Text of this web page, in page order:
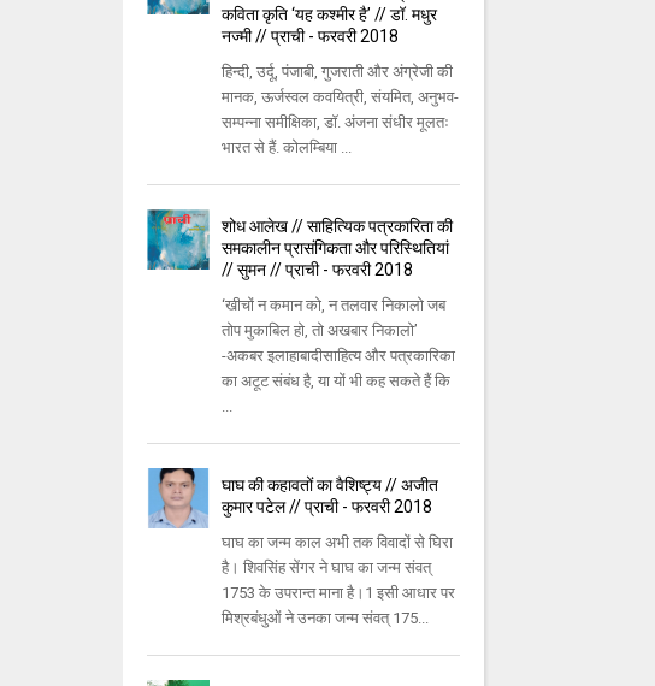
कविता कृति ‘यह कश्मीर है’ // डॉ. मधुर
नज्मी // प्राची - फरवरी 2018
हिन्दी, उर्दू, पंजाबी, गुजराती और अंग्रेजी की
मानक, ऊर्जस्वल कवयित्री, संयमित, अनुभव-
सम्पन्ना समीक्षिका, डॉ. अंजना संधीर मूलतः
भारत से हैं. कोलम्बिया ...
शोध आलेख // साहित्यिक पत्रकारिता की
समकालीन प्रासंगिकता और परिस्थितियां
// सुमन // प्राची - फरवरी 2018
‘खीचों न कमान को, न तलवार निकालो जब
तोप मुकाबिल हो, तो अखबार निकालो’
-अकबर इलाहाबादीसाहित्य और पत्रकारिका
का अटूट संबंध है, या यों भी कह सकते हैं कि
...
घाघ की कहावतों का वैशिष्ट्य // अजीत
कुमार पटेल // प्राची - फरवरी 2018
घाघ का जन्म काल अभी तक विवादों से घिरा
है। शिवसिंह सेंगर ने घाघ का जन्म संवत्
1753 के उपरान्त माना है।1 इसी आधार पर
मिश्रबंधुओं ने उनका जन्म संवत् 175...